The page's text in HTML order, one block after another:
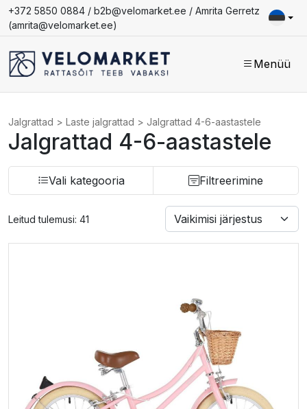
+372 5850 0884 / b2b@velomarket.ee / Amrita Gerretz
(amrita@velomarket.ee)
Menüü
Jalgrattad > Laste jalgrattad > Jalgrattad 4-6-aastastele
Jalgrattad 4-6-aastastele
Vali kategooria Filtreerimine
Leitud tulemusi: 41